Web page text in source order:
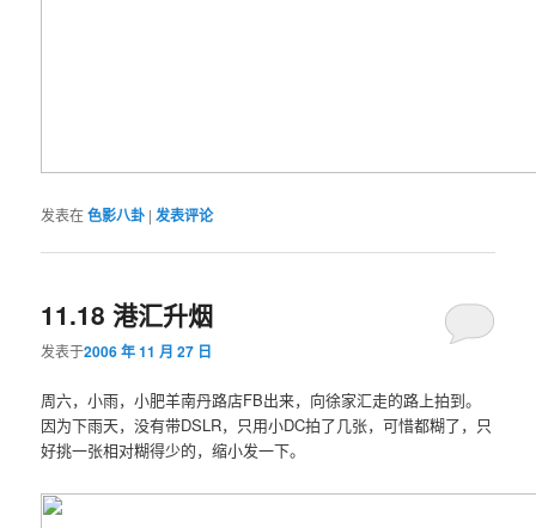
发表在色影八卦 |发表评论
11.18 港汇升烟
发表于2006 年 11 月 27 日
周六，小雨，小肥羊南丹路店FB出来，向徐家汇走的路上拍到。
因为下雨天，没有带DSLR，只用小DC拍了几张，可惜都糊了，只
好挑一张相对糊得少的，缩小发一下。